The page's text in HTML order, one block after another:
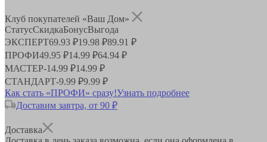
Клуб покупателей «Ваш Дом»
СтатусСкидкаБонусВыгода
ЭКСПЕРТ69.93 ₽19.98 ₽89.91 ₽
ПРОФИ49.95 ₽14.99 ₽64.94 ₽
МАСТЕР-14.99 ₽14.99 ₽
СТАНДАРТ-9.99 ₽9.99 ₽
Как стать «ПРОФИ» сразу!Узнать подробнее
Доставим завтра, от 90 ₽
Доставка